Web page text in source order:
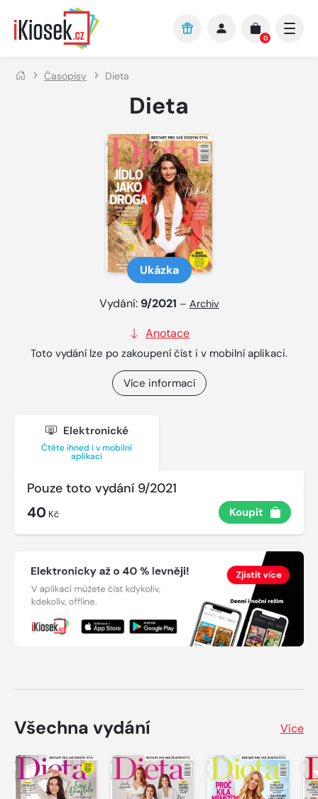
Přejít na hlavní obsah
0
Časopisy Dieta
Dieta
Ukázka
Vydání: 9/2021 – Archiv
Anotace
Toto vydání lze po zakoupení číst i v mobilní aplikaci.
Více informací
Elektronické
Čtěte ihned i v mobilní
aplikaci
Pouze toto vydání 9/2021
40 Kč Koupit
Všechna vydání Více